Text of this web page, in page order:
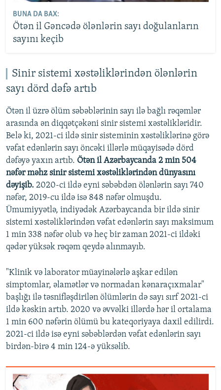
BUNA DA BAX:
Ötən il Gəncədə ölənlərin sayı doğulanların
sayını keçib
Sinir sistemi xəstəliklərindən ölənlərin
sayı dörd dəfə artıb
Ötən il üzrə ölüm səbəblərinin sayı ilə bağlı rəqəmlər
arasında ən diqqətçəkəni sinir sistemi xəstəlikləridir.
Belə ki, 2021-ci ildə sinir sisteminin xəstəliklərinə görə
vəfat edənlərin sayı öncəki illərlə müqayisədə dörd
dəfəyə yaxın artıb. Ötən il Azərbaycanda 2 min 504
nəfər məhz sinir sistemi xəstəliklərindən dünyasını
dəyişib. 2020-ci ildə eyni səbəbdən ölənlərin sayı 740
nəfər, 2019-cu ildə isə 848 nəfər olmuşdu.
Ümumiyyətlə, indiyədək Azərbaycanda bir ildə sinir
sistemi xəstəliklərindən vəfat edənlərin sayı maksimum
1 min 338 nəfər olub və heç bir zaman 2021-ci ildəki
qədər yüksək rəqəm qeydə alınmayıb.
"Klinik və laborator müayinələrlə aşkar edilən
simptomlar, əlamətlər və normadan kənaraçıxmalar"
başlığı ilə təsnifləşdirilən ölümlərin də sayı sırf 2021-ci
ildə kəskin artıb. 2020 və əvvəlki illərdə hər il ortalama
1 min 600 nəfərin ölümü bu kateqoriyaya daxil edilirdi.
2021-ci ildə isə eyni səbəblərdən vəfat edənlərin sayı
birdən-birə 4 min 124-ə yüksəlib.